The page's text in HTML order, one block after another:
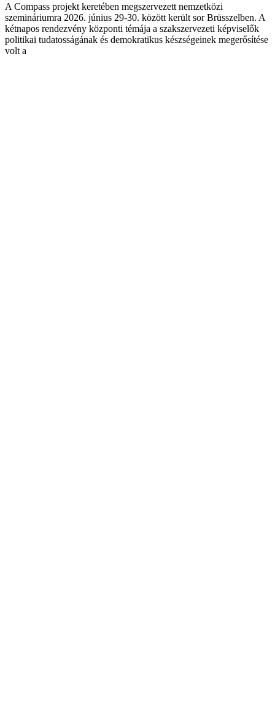
A Compass projekt keretében megszervezett nemzetközi
szemináriumra 2026. június 29-30. között került sor Brüsszelben. A
kétnapos rendezvény központi témája a szakszervezeti képviselők
politikai tudatosságának és demokratikus készségeinek megerősítése
volt a